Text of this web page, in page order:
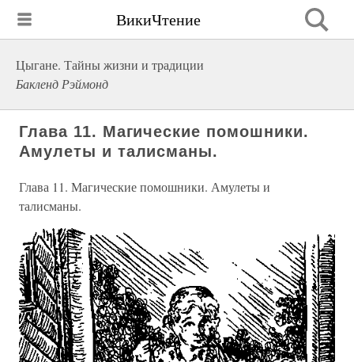
ВикиЧтение
Цыгане. Тайны жизни и традиции
Бакленд Рэймонд
Глава 11. Магические помошники.
Амулеты и талисманы.
Глава 11. Магические помошники. Амулеты и
талисманы.